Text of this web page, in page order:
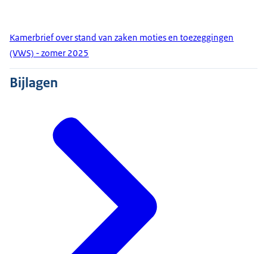
Kamerbrief over stand van zaken moties en toezeggingen
(VWS) - zomer 2025
Bijlagen